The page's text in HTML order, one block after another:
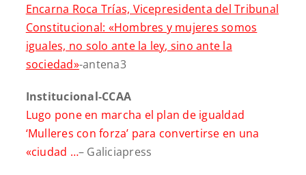
Encarna Roca Trías, Vicepresidenta del Tribunal
Constitucional: «Hombres y mujeres somos
iguales, no solo ante la ley, sino ante la
sociedad»-antena3
Institucional-CCAA
Lugo pone en marcha el plan de igualdad
‘Mulleres con forza’ para convertirse en una
«ciudad …– Galiciapress